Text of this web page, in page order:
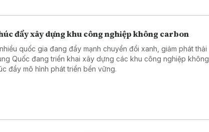
đẩy xây dựng khu công nghiệp không carbon
quốc gia đang đẩy mạnh chuyển đổi xanh, giảm phát thải
Quốc đang triển khai xây dựng các khu công nghiệp không
đẩy mô hình phát triển bền vững.